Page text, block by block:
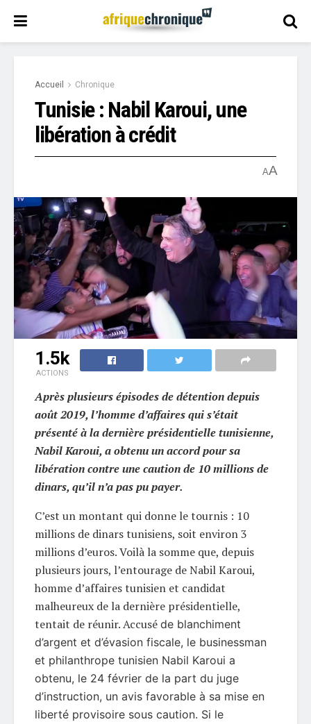
Accueil Chronique
Tunisie : Nabil Karoui, une
libération à crédit
AA
1.5k
ACTIONS
Après plusieurs épisodes de détention depuis
août 2019, l’homme d’affaires qui s’était
présenté à la dernière présidentielle tunisienne,
Nabil Karoui, a obtenu un accord pour sa
libération contre une caution de 10 millions de
dinars, qu’il n’a pas pu payer.
C’est un montant qui donne le tournis : 10
millions de dinars tunisiens, soit environ 3
millions d’euros. Voilà la somme que, depuis
plusieurs jours, l’entourage de Nabil Karoui,
homme d’affaires tunisien et candidat
malheureux de la dernière présidentielle,
tentait de réunir. Accusé de blanchiment
d’argent et d’évasion fiscale, le businessman
et philanthrope tunisien Nabil Karoui a
obtenu, le 24 février de la part du juge
d’instruction, un avis favorable à sa mise en
liberté provisoire sous caution. Si le